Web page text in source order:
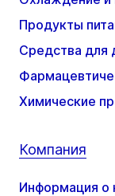
Продукты
Средства для
Химические
Компания
Информация о